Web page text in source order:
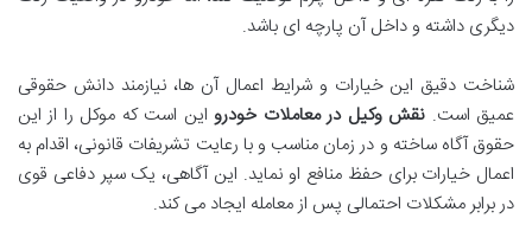
دیگری داشته و داخل آن پارچه ای باشد.
شناخت دقیق این خیارات و شرایط اعمال آن ها، نیازمند دانش حقوقی
عمیق است. نقش وکیل در معاملات خودرواین است که موکل را از این
حقوق آگاه ساخته و در زمان مناسب و با رعایت تشریفات قانونی، اقدام به
اعمال خیارات برای حفظ منافع او نماید. این آگاهی، یک سپر دفاعی قوی
در برابر مشکلات احتمالی پس از معامله ایجاد می کند.